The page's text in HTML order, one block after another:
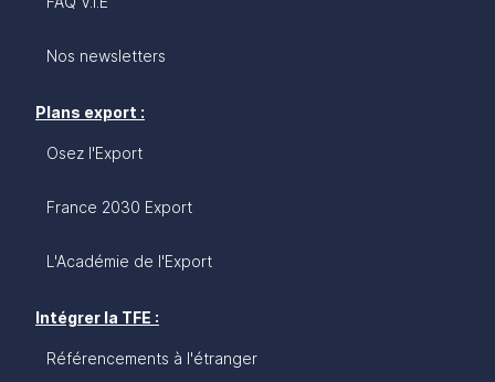
Nos newsletters
Plans export :
Osez l'Export
France 2030 Export
L'Académie de l'Export
Intégrer la TFE :
Référencements à l'étranger